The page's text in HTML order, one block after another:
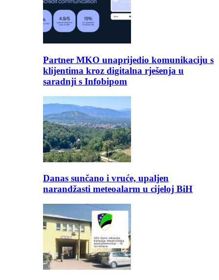
Partner MKO unaprijedio komunikaciju s
klijentima kroz digitalna rješenja u
saradnji s Infobipom
Danas sunčano i vruće, upaljen
narandžasti meteoalarm u cijeloj BiH